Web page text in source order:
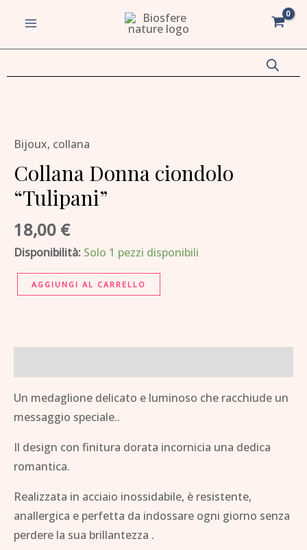
contenuto
Bijoux, collana
Collana Donna ciondolo
“Tulipani”
18,00 €
Disponibilità: Solo 1 pezzi disponibili
ciondolo
"Tulipani"
quantità
AGGIUNGI AL CARRELLO
Un medaglione delicato e luminoso che racchiude un
messaggio speciale..
Il design con finitura dorata incornicia una dedica
romantica.
Realizzata in acciaio inossidabile, è resistente,
anallergica e perfetta da indossare ogni giorno senza
perdere la sua brillantezza .
disattiva
disattiva
disattiva
"Tulipani"